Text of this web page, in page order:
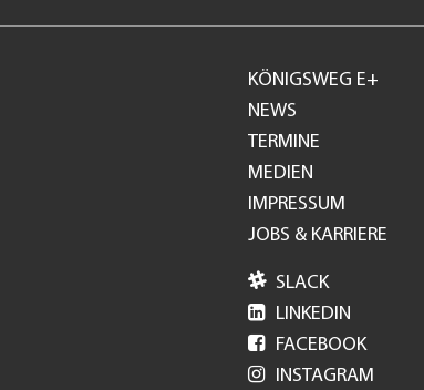
Footer
GH
KÖNIGSWEG E+
NEWS
TERMINE
MEDIEN
IMPRESSUM
JOBS & KARRIERE
 SLACK
 LINKEDIN
 FACEBOOK
 INSTAGRAM